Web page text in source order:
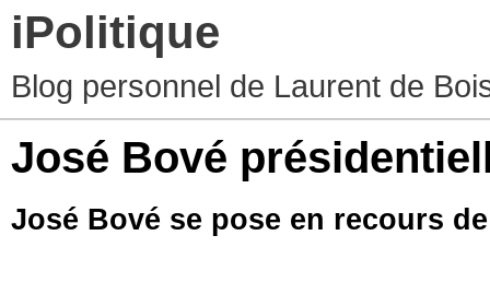
iPolitique
Blog personnel de Laurent de
José Bové
José Bové se pose en recours